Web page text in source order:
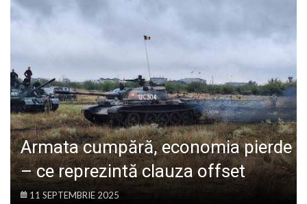
SPORT
LIFE
Armata cumpără, economia pierde
– ce reprezintă clauza offset
11 SEPTEMBRIE 2025